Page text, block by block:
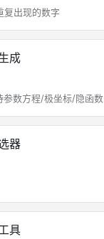
复出现的数字
成
参数方程/极坐标/隐函数
器
具